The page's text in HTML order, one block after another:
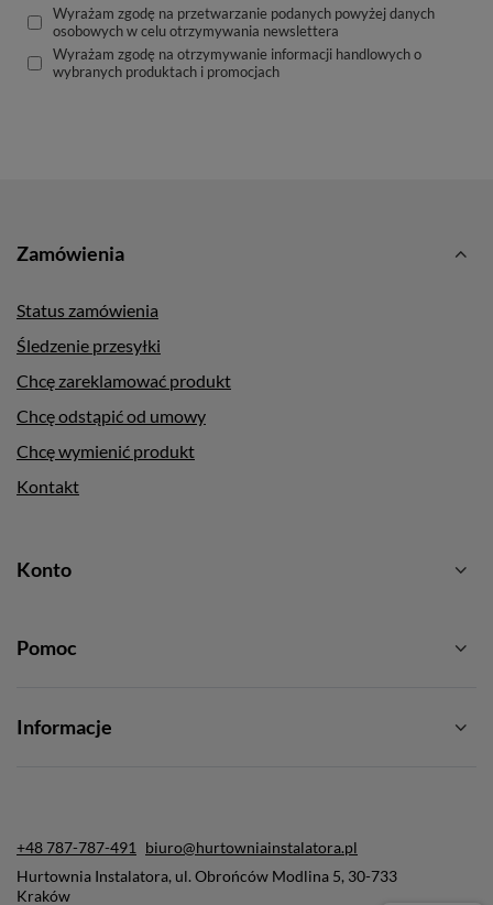
Wyrażam zgodę na przetwarzanie podanych powyżej danych
osobowych w celu otrzymywania newslettera
Wyrażam zgodę na otrzymywanie informacji handlowych o
wybranych produktach i promocjach
Zamówienia
Status zamówienia
Śledzenie przesyłki
Chcę zareklamować produkt
Chcę odstąpić od umowy
Chcę wymienić produkt
Kontakt
Konto
Pomoc
Informacje
+48 787-787-491
biuro@hurtowniainstalatora.pl
Hurtownia Instalatora, ul. Obrońców Modlina 5, 30-733
Kraków